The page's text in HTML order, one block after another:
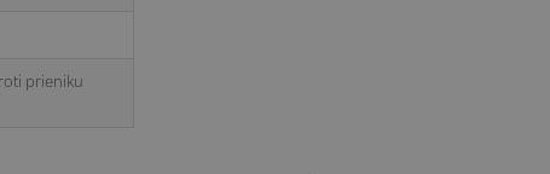
prieniku